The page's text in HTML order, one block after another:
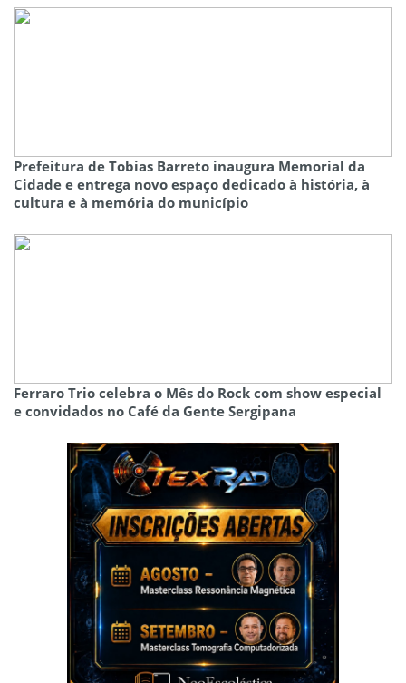
Prefeitura de Tobias Barreto inaugura Memorial da
Cidade e entrega novo espaço dedicado à história, à
cultura e à memória do município
Ferraro Trio celebra o Mês do Rock com show especial
e convidados no Café da Gente Sergipana